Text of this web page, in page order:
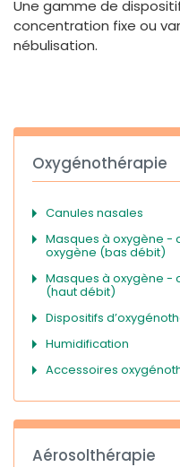
Une gamme de
concentration fixe ou
nébulisation.
Oxygénothérapie
Canules nasales
Masques à oxygène -
oxygène (bas débit)
Masques à oxygène -
(haut débit)
Dispositifs
Humidification
Accessoires
Aérosolthérapie